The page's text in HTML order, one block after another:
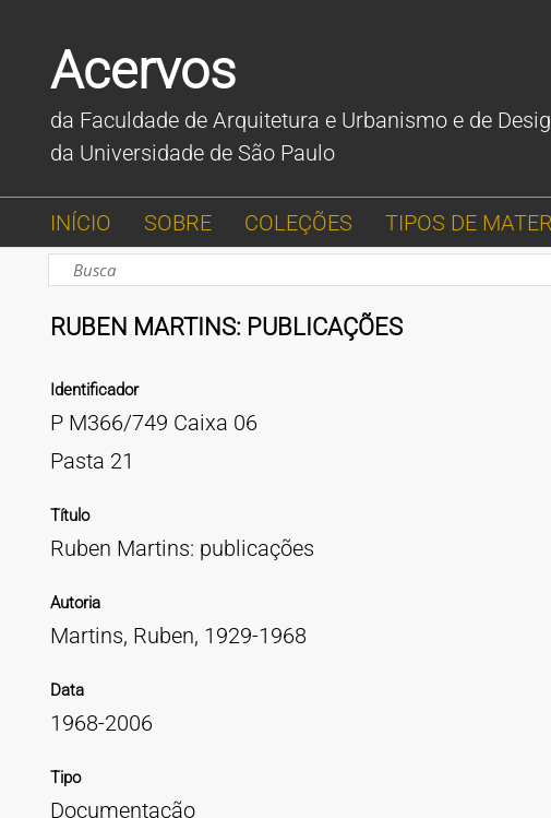
Acervos
da Faculdade de Arquitetura e Urbanismo e de
da Universidade de São Paulo
INÍCIO SOBRE COLEÇÕES TIPOS DE
RUBEN MARTINS: PUBLICAÇÕES
Identificador
P M366/749 Caixa 06
Pasta 21
Título
Ruben Martins: publicações
Autoria
Martins, Ruben, 1929-1968
Data
1968-2006
Tipo
Documentação